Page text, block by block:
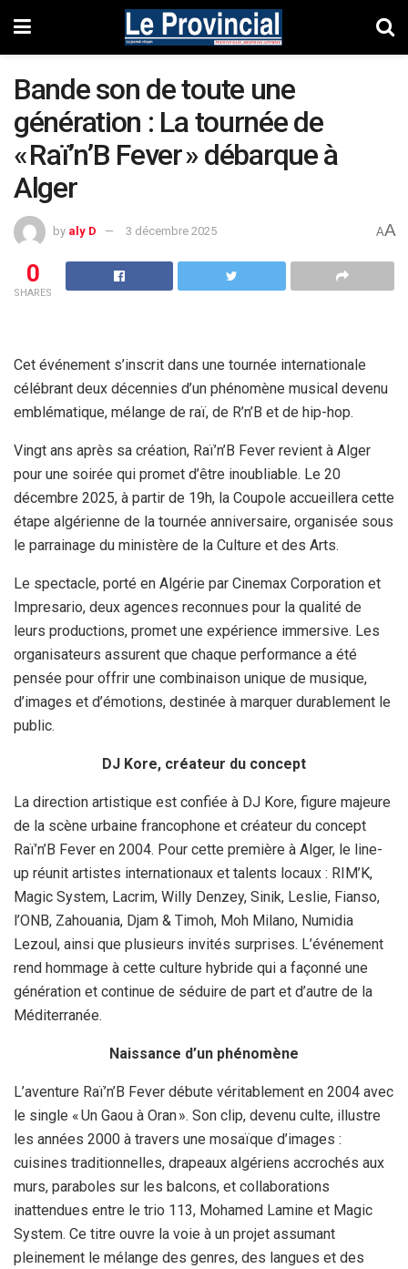
Bande son de toute une
génération : La tournée de
« Raï’n’B Fever » débarque à
Alger
by aly D 3 décembre 2025 AA
0
SHARES
Cet événement s’inscrit dans une tournée internationale
célébrant deux décennies d’un phénomène musical devenu
emblématique, mélange de raï, de R’n’B et de hip-hop.
Vingt ans après sa création, Raï’n’B Fever revient à Alger
pour une soirée qui promet d’être inoubliable. Le 20
décembre 2025, à partir de 19h, la Coupole accueillera cette
étape algérienne de la tournée anniversaire, organisée sous
le parrainage du ministère de la Culture et des Arts.
Le spectacle, porté en Algérie par Cinemax Corporation et
Impresario, deux agences reconnues pour la qualité de
leurs productions, promet une expérience immersive. Les
organisateurs assurent que chaque performance a été
pensée pour offrir une combinaison unique de musique,
d’images et d’émotions, destinée à marquer durablement le
public.
DJ Kore, créateur du concept
La direction artistique est confiée à DJ Kore, figure majeure
de la scène urbaine francophone et créateur du concept
Raï’n’B Fever en 2004. Pour cette première à Alger, le line-
up réunit artistes internationaux et talents locaux : RIM’K,
Magic System, Lacrim, Willy Denzey, Sinik, Leslie, Fianso,
l’ONB, Zahouania, Djam & Timoh, Moh Milano, Numidia
Lezoul, ainsi que plusieurs invités surprises. L’événement
rend hommage à cette culture hybride qui a façonné une
génération et continue de séduire de part et d’autre de la
Méditerranée.
Naissance d’un phénomène
L’aventure Raï’n’B Fever débute véritablement en 2004 avec
le single « Un Gaou à Oran ». Son clip, devenu culte, illustre
les années 2000 à travers une mosaïque d’images :
cuisines traditionnelles, drapeaux algériens accrochés aux
murs, paraboles sur les balcons, et collaborations
inattendues entre le trio 113, Mohamed Lamine et Magic
System. Ce titre ouvre la voie à un projet assumant
pleinement le mélange des genres, des langues et des